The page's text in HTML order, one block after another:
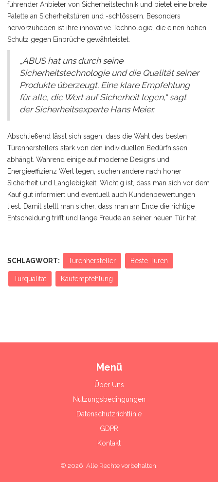
führender Anbieter von Sicherheitstechnik und bietet eine breite
Palette an Sicherheitstüren und -schlössern. Besonders
hervorzuheben ist ihre innovative Technologie, die einen hohen
Schutz gegen Einbrüche gewährleistet.
„ABUS hat uns durch seine
Sicherheitstechnologie und die Qualität seiner
Produkte überzeugt. Eine klare Empfehlung
für alle, die Wert auf Sicherheit legen,“ sagt
der Sicherheitsexperte Hans Meier.
Abschließend lässt sich sagen, dass die Wahl des besten
Türenherstellers stark von den individuellen Bedürfnissen
abhängt. Während einige auf moderne Designs und
Energieeffizienz Wert legen, suchen andere nach hoher
Sicherheit und Langlebigkeit. Wichtig ist, dass man sich vor dem
Kauf gut informiert und eventuell auch Kundenbewertungen
liest. Damit stellt man sicher, dass man am Ende die richtige
Entscheidung trifft und lange Freude an seiner neuen Tür hat.
SCHLAGWORT: Türenhersteller Beste Türen
Türqualität Kaufempfehlung
Menü
Über Uns
Nutzungsbedingungen
Datenschutzrichtlinie
GDPR
Kontakt
© 2026. Alle Rechte vorbehalten.